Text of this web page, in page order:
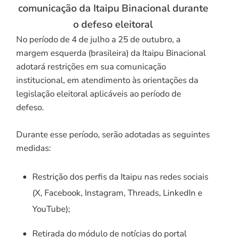
comunicação da Itaipu Binacional durante
o defeso eleitoral
No período de 4 de julho a 25 de outubro, a
margem esquerda (brasileira) da Itaipu Binacional
adotará restrições em sua comunicação
institucional, em atendimento às orientações da
legislação eleitoral aplicáveis ao período de
defeso.
Durante esse período, serão adotadas as seguintes
medidas:
Restrição dos perfis da Itaipu nas redes sociais
(X, Facebook, Instagram, Threads, LinkedIn e
YouTube);
Retirada do módulo de notícias do portal